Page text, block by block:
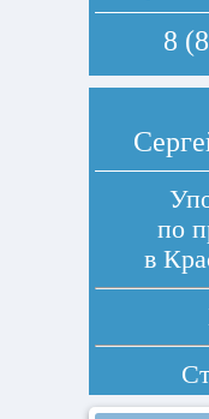
8
по
в